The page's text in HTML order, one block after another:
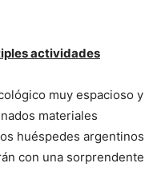
actividades
muy espacioso y
materiales
huéspedes argentinos
con una sorprendente